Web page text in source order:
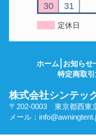
30
31
定休日
ホーム お知らせ
特定商取
株式会社シンテッ
〒202-0003 東京都西東
メール：